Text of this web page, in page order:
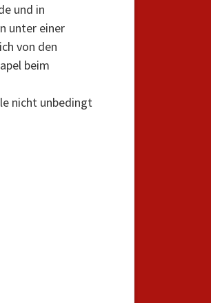
und in
unter einer
von den
beim
nicht unbedingt